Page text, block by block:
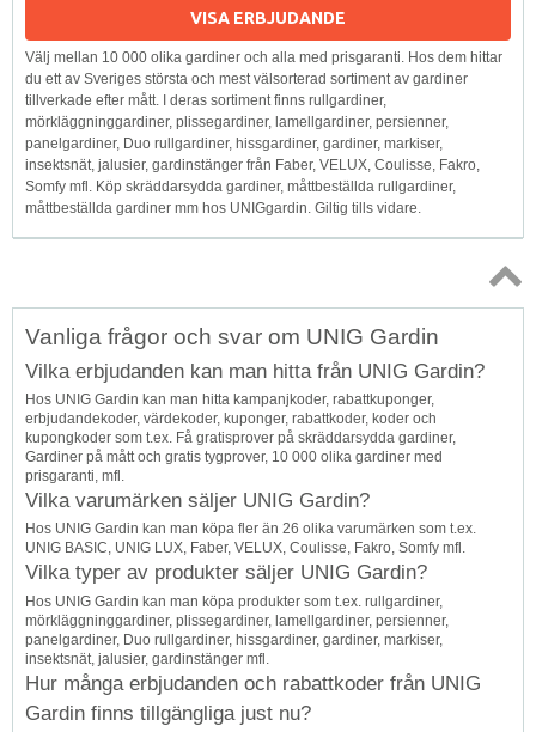
VISA ERBJUDANDE
Välj mellan 10 000 olika gardiner och alla med prisgaranti. Hos dem hittar
du ett av Sveriges största och mest välsorterad sortiment av gardiner
tillverkade efter mått. I deras sortiment finns rullgardiner,
mörkläggninggardiner, plissegardiner, lamellgardiner, persienner,
panelgardiner, Duo rullgardiner, hissgardiner, gardiner, markiser,
insektsnät, jalusier, gardinstänger från Faber, VELUX, Coulisse, Fakro,
Somfy mfl. Köp skräddarsydda gardiner, måttbeställda rullgardiner,
måttbeställda gardiner mm hos UNIGgardin. Giltig tills vidare.
Topp
Vanliga frågor och svar om UNIG Gardin
Vilka erbjudanden kan man hitta från UNIG Gardin?
Hos UNIG Gardin kan man hitta kampanjkoder, rabattkuponger,
erbjudandekoder, värdekoder, kuponger, rabattkoder, koder och
kupongkoder som t.ex. Få gratisprover på skräddarsydda gardiner,
Gardiner på mått och gratis tygprover, 10 000 olika gardiner med
prisgaranti, mfl.
Vilka varumärken säljer UNIG Gardin?
Hos UNIG Gardin kan man köpa fler än 26 olika varumärken som t.ex.
UNIG BASIC, UNIG LUX, Faber, VELUX, Coulisse, Fakro, Somfy mfl.
Vilka typer av produkter säljer UNIG Gardin?
Hos UNIG Gardin kan man köpa produkter som t.ex. rullgardiner,
mörkläggninggardiner, plissegardiner, lamellgardiner, persienner,
panelgardiner, Duo rullgardiner, hissgardiner, gardiner, markiser,
insektsnät, jalusier, gardinstänger mfl.
Hur många erbjudanden och rabattkoder från UNIG
Gardin finns tillgängliga just nu?